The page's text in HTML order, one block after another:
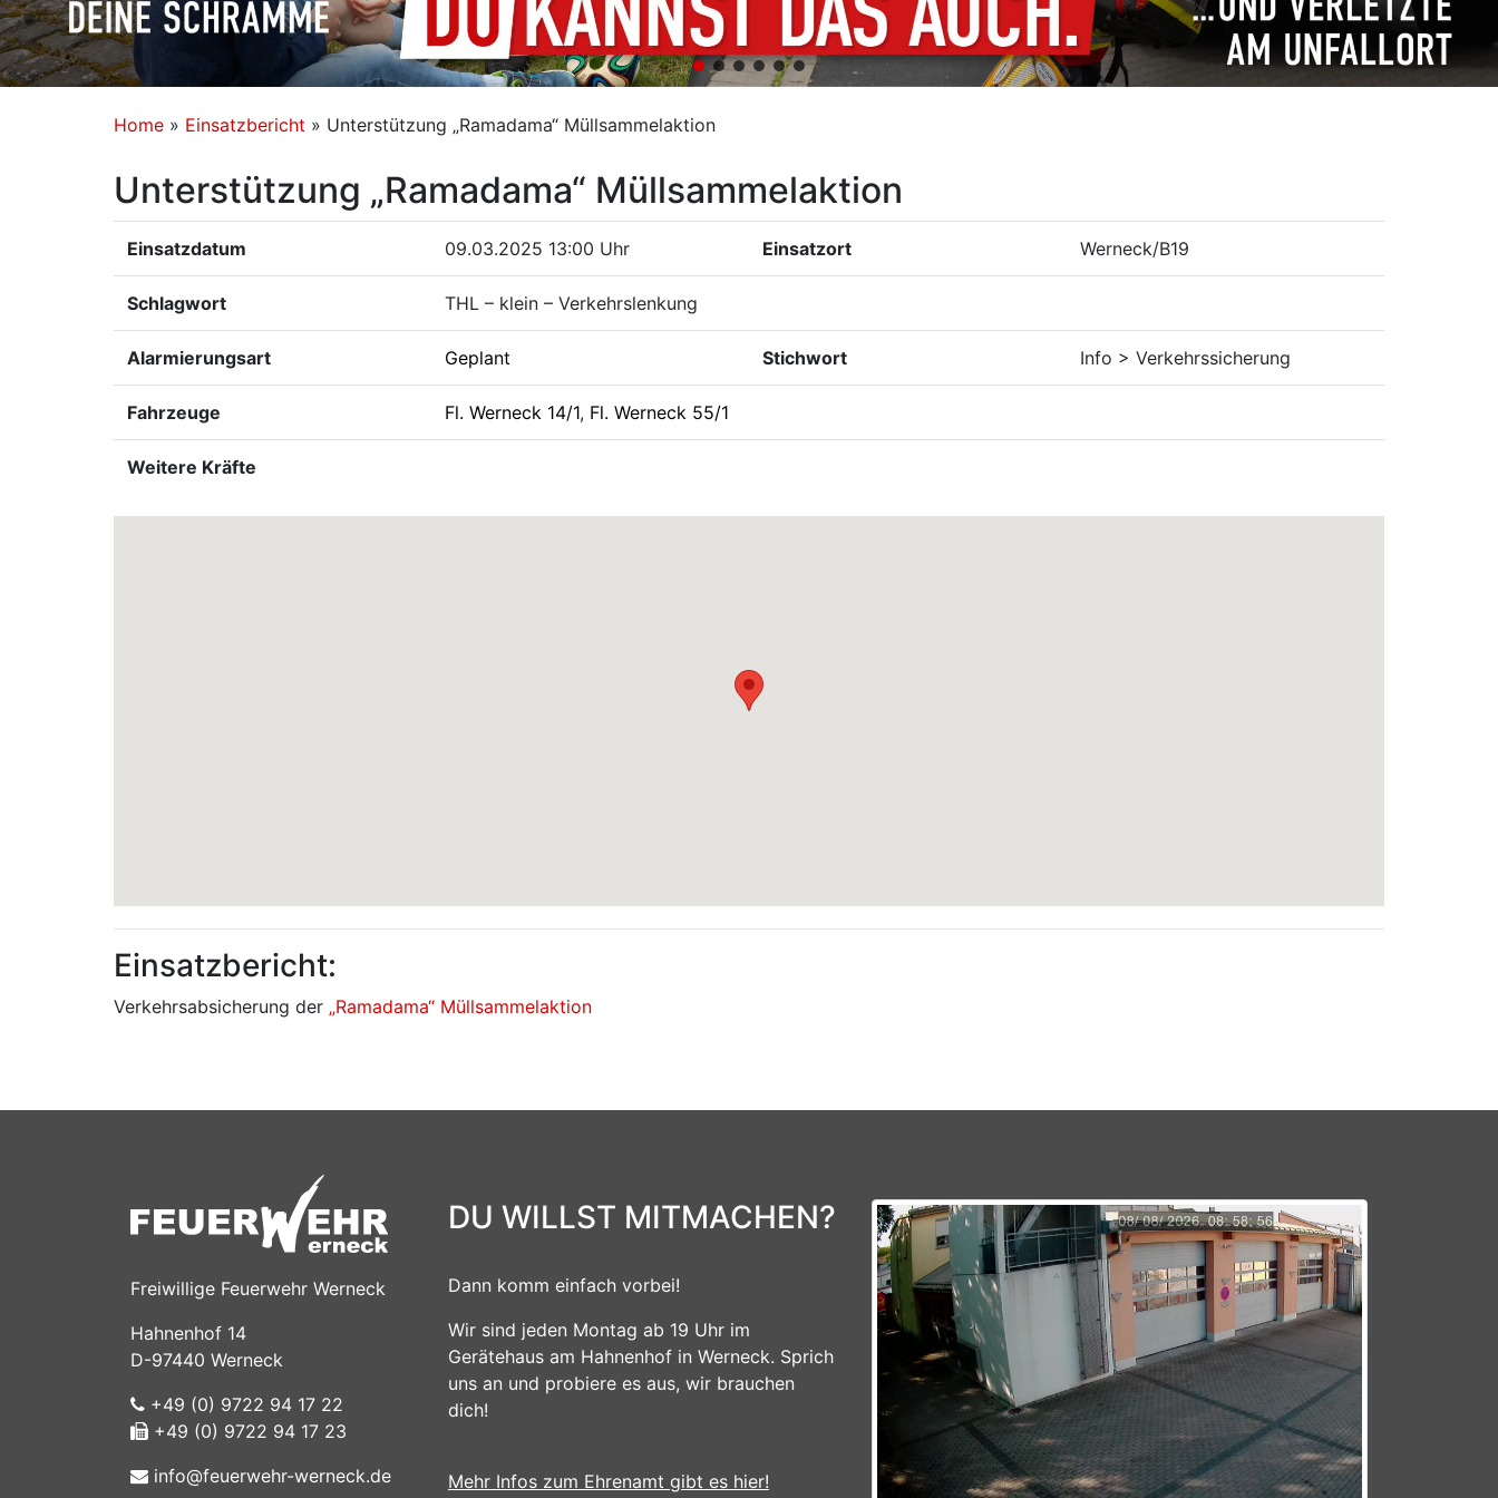
Home » Einsatzbericht » Unterstützung „Ramadama“ Müllsammelaktion
Unterstützung „Ramadama“ Müllsammelaktion
Einsatzdatum 09.03.2025 13:00 Uhr Einsatzort Werneck/B19
Schlagwort THL – klein – Verkehrslenkung
Alarmierungsart Geplant Stichwort Info > Verkehrssicherung
Fahrzeuge Fl. Werneck 14/1, Fl. Werneck 55/1
Weitere Kräfte
Einsatzbericht:
Verkehrsabsicherung der „Ramadama“ Müllsammelaktion
Freiwillige Feuerwehr Werneck
Hahnenhof 14
D-97440 Werneck
+49 (0) 9722 94 17 22
+49 (0) 9722 94 17 23
info@feuerwehr-werneck.de
DU WILLST MITMACHEN?
Dann komm einfach vorbei!
Wir sind jeden Montag ab 19 Uhr im
Gerätehaus am Hahnenhof in Werneck. Sprich
uns an und probiere es aus, wir brauchen
dich!
Mehr Infos zum Ehrenamt gibt es hier!